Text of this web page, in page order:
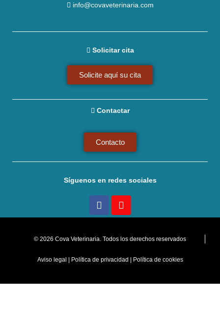
info@covaveterinaria.com
Solicitar cita
Solicite aquí su cita
Contactar
Contacto
Síguenos en redes sociales
© 2026 Cova Veterinaria. Todos los derechos reservados
Aviso legal Política de privacidad Política de cookies